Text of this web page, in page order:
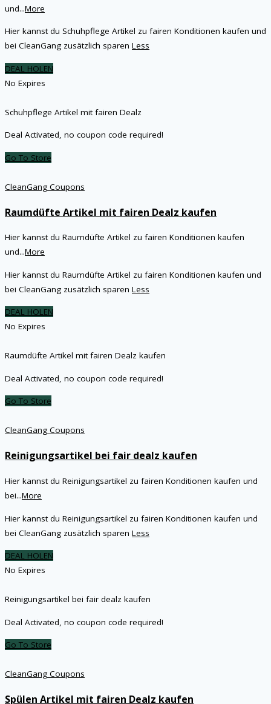
und...More
Hier kannst du Schuhpflege Artikel zu fairen Konditionen kaufen und
bei CleanGang zusätzlich sparen Less
DEAL HOLEN
No Expires
Schuhpflege Artikel mit fairen Dealz
Deal Activated, no coupon code required!
Go To Store
CleanGang Coupons
Raumdüfte Artikel mit fairen Dealz kaufen
Hier kannst du Raumdüfte Artikel zu fairen Konditionen kaufen
und...More
Hier kannst du Raumdüfte Artikel zu fairen Konditionen kaufen und
bei CleanGang zusätzlich sparen Less
DEAL HOLEN
No Expires
Raumdüfte Artikel mit fairen Dealz kaufen
Deal Activated, no coupon code required!
Go To Store
CleanGang Coupons
Reinigungsartikel bei fair dealz kaufen
Hier kannst du Reinigungsartikel zu fairen Konditionen kaufen und
bei...More
Hier kannst du Reinigungsartikel zu fairen Konditionen kaufen und
bei CleanGang zusätzlich sparen Less
DEAL HOLEN
No Expires
Reinigungsartikel bei fair dealz kaufen
Deal Activated, no coupon code required!
Go To Store
CleanGang Coupons
Spülen Artikel mit fairen Dealz kaufen